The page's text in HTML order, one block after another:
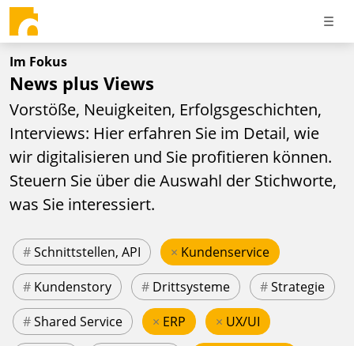
Im Fokus
News plus Views
Vorstöße, Neuigkeiten, Erfolgsgeschichten,
Interviews: Hier erfahren Sie im Detail, wie
wir digitalisieren und Sie profitieren können.
Steuern Sie über die Auswahl der Stichworte,
was Sie interessiert.
#Schnittstellen, API × Kundenservice
# Kundenstory # Drittsysteme #Strategie
#Shared Service × ERP × UX/UI